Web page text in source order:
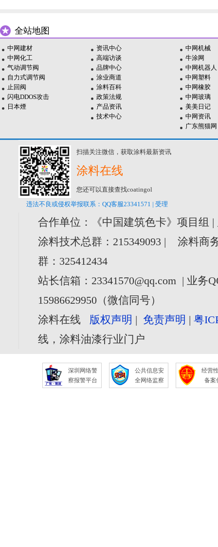
全站地图
中网建材
中网化工
气动调节阀
自力式调节阀
止回阀
闪电DDOS攻击
日本煙
资讯中心
高端访谈
品牌中心
涂业商道
涂料百科
政策法规
产品资讯
技术中心
中网机械
牛涂网
中网机器人
中网塑料
中网橡胶
中网玻璃
美美日记
中网资讯
广东熊猫网
扫描关注微信，获取涂料最新资讯
涂料在线
您还可以直接查找coatingol
违法不良或侵权举报联系：QQ客服23341571 | 受理
合作单位：《中国建筑色卡》项目组
涂料技术总群：215349093 | 涂料商
群：325412434
站长信箱：23341570@qq.com | 业务
15986629950（微信同号）
涂料在线 版权声明 | 免责声明 |粤
线，涂料油漆行业门户
深圳网络警
察报警平台
公共信息安
全网络监察
经营
备案